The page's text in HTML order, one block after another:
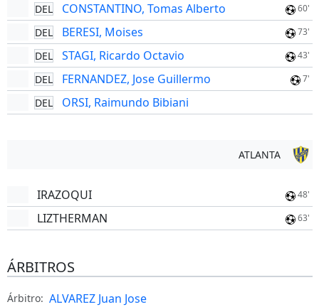
DEL CONSTANTINO, Tomas Alberto 60'
DEL BERESI, Moises 73'
DEL STAGI, Ricardo Octavio 43'
DEL FERNANDEZ, Jose Guillermo 7'
DEL ORSI, Raimundo Bibiani
ATLANTA
IRAZOQUI 48'
LIZTHERMAN 63'
ÁRBITROS
Árbitro: ALVAREZ Juan Jose